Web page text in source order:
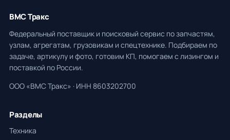
ВМС Тракс
Федеральный поставщик и поисковый сервис по запчастям,
узлам, агрегатам, грузовикам и спецтехнике. Подбираем по
задаче, артикулу и фото, готовим КП, помогаем с лизингом и
поставкой по России.
ООО «ВМС Тракс» · ИНН 8603202700
Разделы
Техника